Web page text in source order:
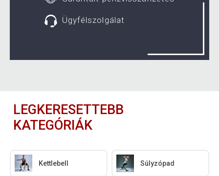
Ügyfélszolgálat
LEGKERESETTEBB
KATEGÓRIÁK
Kettlebell Súlyzópad